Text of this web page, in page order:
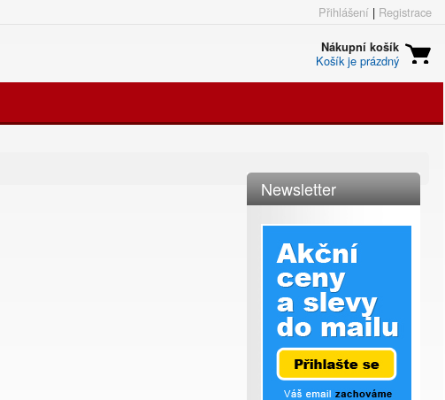
Přihlášení | Registrace
Nákupní košík
Košík je prázdný
Newsletter